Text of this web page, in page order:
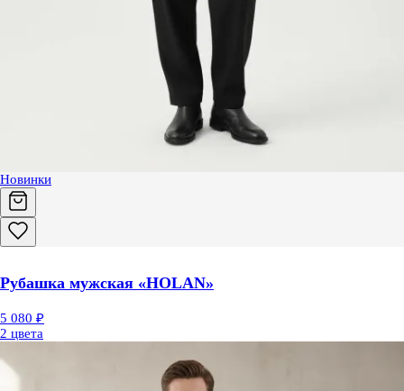
Новинки
Рубашка мужская «HOLAN»
5 080 ₽
2 цвета